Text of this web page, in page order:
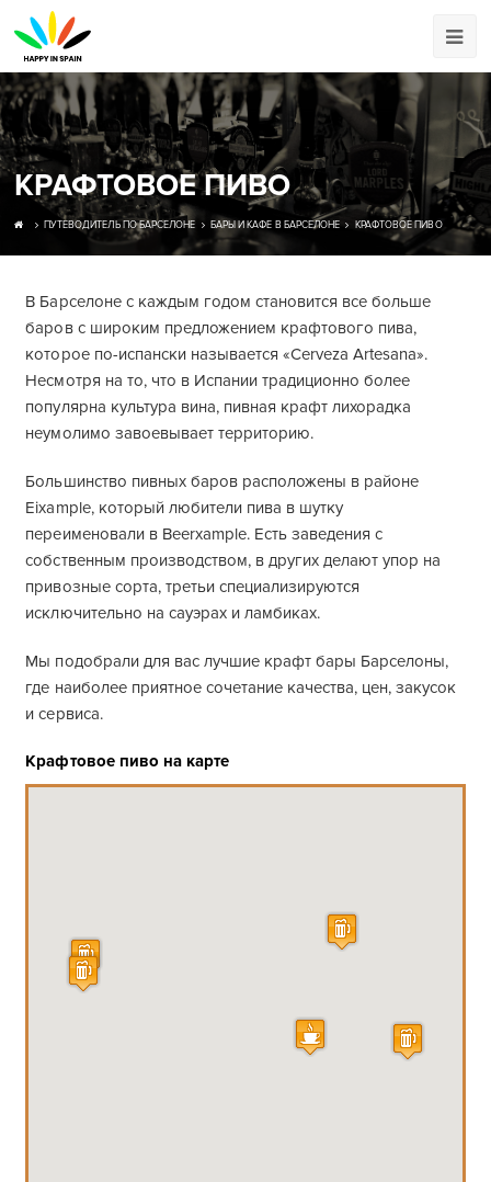
КРАФТОВОЕ ПИВО
ПУТЕВОДИТЕЛЬ ПО БАРСЕЛОНЕ БАРЫ И КАФЕ В БАРСЕЛОНЕ КРАФТОВОЕ ПИВО
В Барселоне с каждым годом становится все больше
баров с широким предложением крафтового пива,
которое по-испански называется «Cerveza Artesana».
Несмотря на то, что в Испании традиционно более
популярна культура вина, пивная крафт лихорадка
неумолимо завоевывает территорию.
Большинство пивных баров расположены в районе
Eixample, который любители пива в шутку
переименовали в Beerxample. Есть заведения с
собственным производством, в других делают упор на
привозные сорта, третьи специализируются
исключительно на сауэрах и ламбиках.
Мы подобрали для вас лучшие крафт бары Барселоны,
где наиболее приятное сочетание качества, цен, закусок
и сервиса.
Крафтовое пиво на карте